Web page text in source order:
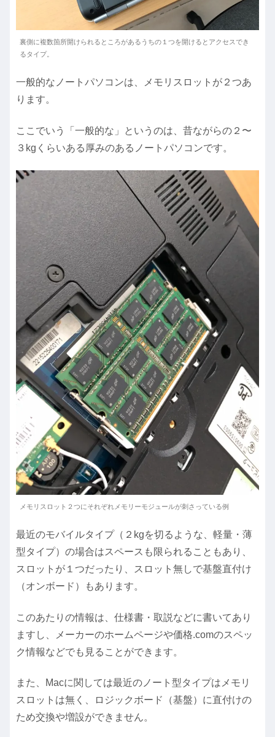
裏側に複数箇所開けられるところがあるうちの１つを開けるとアクセスでき
るタイプ。
一般的なノートパソコンは、メモリスロットが２つあ
ります。
ここでいう「一般的な」というのは、昔ながらの２〜
３kgくらいある厚みのあるノートパソコンです。
メモリスロット２つにそれぞれメモリーモジュールが刺さっている例
最近のモバイルタイプ（２kgを切るような、軽量・薄
型タイプ）の場合はスペースも限られることもあり、
スロットが１つだったり、スロット無しで基盤直付け
（オンボード）もあります。
このあたりの情報は、仕様書・取説などに書いてあり
ますし、メーカーのホームページや価格.comのスペッ
ク情報などでも見ることができます。
また、Macに関しては最近のノート型タイプはメモリ
スロットは無く、ロジックボード（基盤）に直付けの
ため交換や増設ができません。